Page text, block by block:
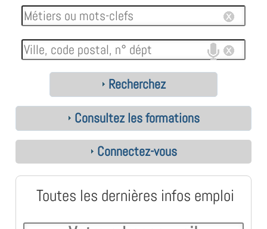
Recherchez
Consultez les formations
Connectez-vous
Toutes les dernières infos emploi